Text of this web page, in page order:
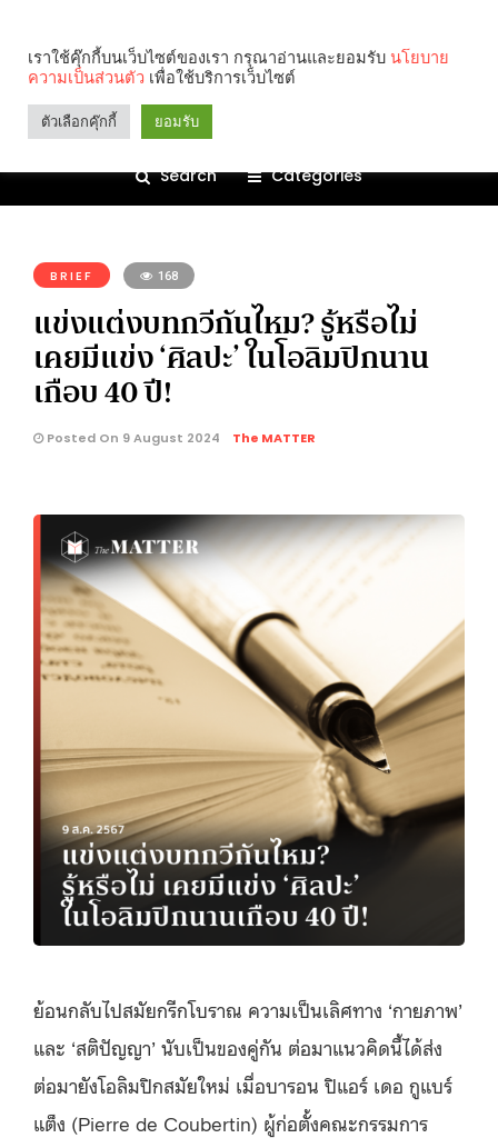
Search Categories
BRIEF 168
แข่งแต่งบทกวีกันไหม? รู้หรือไม่
เคยมีแข่ง ‘ศิลปะ’ ในโอลิมปิกนาน
เกือบ 40 ปี!
Posted On 9 August 2024 The MATTER
ย้อนกลับไปสมัยกรีกโบราณ ความเป็นเลิศทาง ‘กายภาพ’
และ ‘สติปัญญา’ นับเป็นของคู่กัน ต่อมาแนวคิดนี้ได้ส่ง
ต่อมายังโอลิมปิกสมัยใหม่ เมื่อบารอน ปิแอร์ เดอ กูแบร์
แต็ง (Pierre de Coubertin) ผู้ก่อตั้งคณะกรรมการ
เราใช้คุ๊กกี้บนเว็บไซต์ของเรา กรุณาอ่านและยอมรับ นโยบาย
ความเป็นส่วนตัว เพื่อใช้บริการเว็บไซต์
ตัวเลือกคุ๊กกี้ ยอมรับ